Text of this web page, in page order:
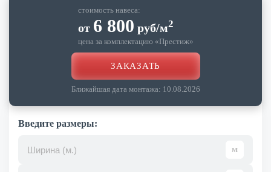
стоимость навеса:
от 6 800 руб/м2
цена за комплектацию «Престиж»
ЗАКАЗАТЬ
Ближайшая дата монтажа: 10.08.2026
Введите размеры: